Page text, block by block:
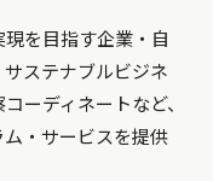
を目指す企業・自
ステナブルビジネ
ーディネートなど、
・サービスを提供